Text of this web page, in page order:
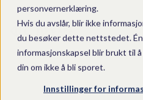
personvernerklæring.
Hvis du avslår, blir ikke
du besøker dette nettstedet.
informasjonskapsel blir brukt til
din om ikke å bli sporet.
Innstillinger for